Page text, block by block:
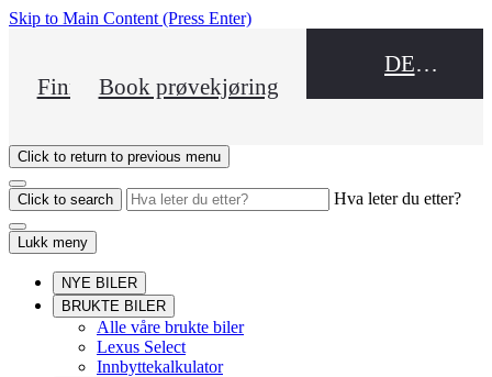
Skip to Main Content (Press Enter)
Finn en forhandler
Book prøvekjøring
DEALER NAME
Click to return to previous menu
Click to search Hva leter du etter?
Lukk meny
NYE BILER
BRUKTE BILER
Alle våre brukte biler
Lexus Select
Innbyttekalkulator